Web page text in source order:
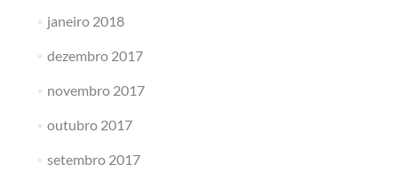
janeiro 2018
dezembro 2017
novembro 2017
outubro 2017
setembro 2017